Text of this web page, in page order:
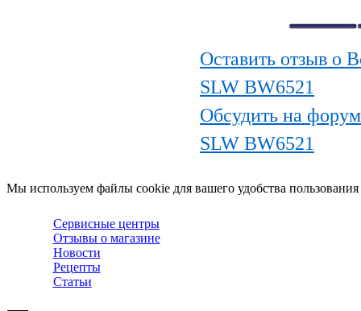
Оставить отзыв о
SLW BW6521
Обсудить на
SLW BW6521
Мы используем файлы cookie для вашего удобства
Сервисные центры
Отзывы о магазине
Новости
Рецепты
Статьи